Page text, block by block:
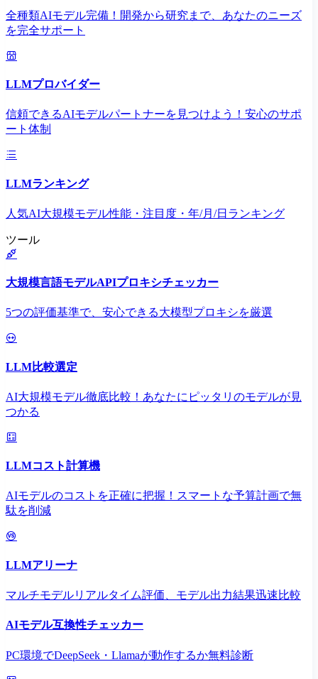
全種類AIモデル完備！開発から研究まで、あなたのニーズ
を完全サポート
LLMプロバイダー
信頼できるAIモデルパートナーを見つけよう！安心のサポ
ート体制
LLMランキング
人気AI大規模モデル性能・注目度・年/月/日ランキング
ツール
大規模言語モデルAPIプロキシチェッカー
5つの評価基準で、安心できる大模型プロキシを厳選
LLM比較選定
AI大規模モデル徹底比較！あなたにピッタリのモデルが見
つかる
LLMコスト計算機
AIモデルのコストを正確に把握！スマートな予算計画で無
駄を削減
LLMアリーナ
マルチモデルリアルタイム評価、モデル出力結果迅速比較
AIモデル互換性チェッカー
PC環境でDeepSeek・Llamaが動作するか無料診断